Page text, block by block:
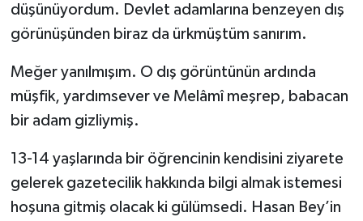
düşünüyordum. Devlet adamlarına benzeyen dış
görünüşünden biraz da ürkmüştüm sanırım.
Meğer yanılmışım. O dış görüntünün ardında
müşfik, yardımsever ve Melâmî meşrep, babacan
bir adam gizliymiş.
13-14 yaşlarında bir öğrencinin kendisini ziyarete
gelerek gazetecilik hakkında bilgi almak istemesi
hoşuna gitmiş olacak ki gülümsedi. Hasan Bey’in